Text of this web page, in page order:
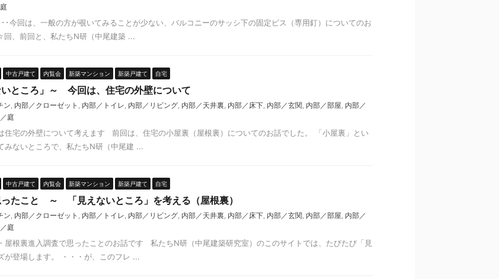
･今回は、一般の方が覗いてみることが少ない、バルコニーのサッシ下の固定ビス（専用釘）についてのお
、前回と、私たちN研（中尾建築 ...
中古戸建て 内覧会 新築マンション 新築戸建て 自宅
いところ」～ 今回は、住宅の外壁について
ン, 内部／クローゼット , 内部／トイレ, 内部／リビング, 内部／天井裏, 内部／床下, 内部／玄関, 内部／部屋, 内部／
庭
住宅の外壁について考えます 前回は、住宅の小屋裏（屋根裏）についてのお話でした。 「小屋裏」とい
みないところで、私たちN研（中尾建 ...
中古戸建て 内覧会 新築マンション 新築戸建て 自宅
たこと ～ 「見えないところ」を考える（屋根裏）
ン, 内部／クローゼット , 内部／トイレ, 内部／リビング, 内部／天井裏, 内部／床下, 内部／玄関, 内部／部屋, 内部／
庭
屋根裏進入調査で思ったことのお話です 私たちN研（中尾建築研究室）のこのサイトでは、たびたび「見
が登場します。 ・・・が、このフレ ...